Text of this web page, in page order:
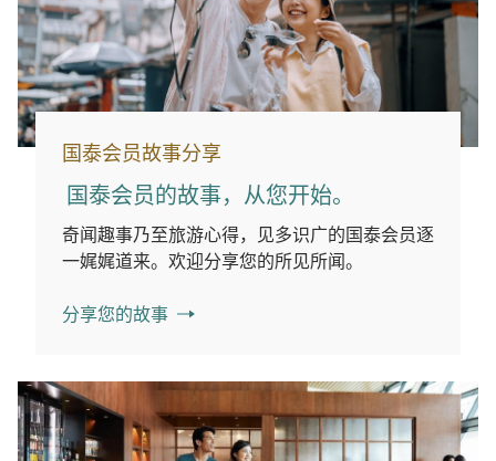
国泰会员故事分享
国泰会员的故事，从您开始。
奇闻趣事乃至旅游心得，见多识广的国泰会员逐
一娓娓道来。欢迎分享您的所见所闻。
分享您的故事